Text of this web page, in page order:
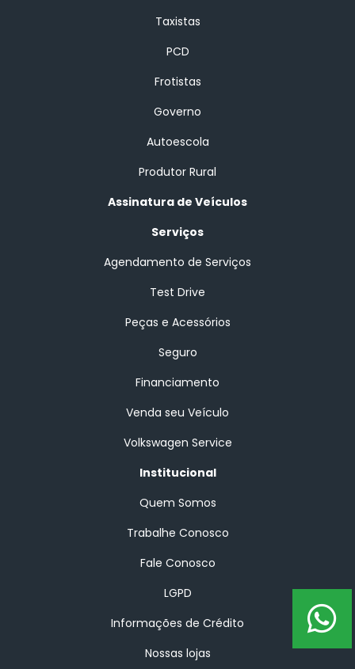
Taxistas
PCD
Frotistas
Governo
Autoescola
Produtor Rural
Assinatura de Veículos
Serviços
Agendamento de Serviços
Test Drive
Peças e Acessórios
Seguro
Financiamento
Venda seu Veículo
Volkswagen Service
Institucional
Quem Somos
Trabalhe Conosco
Fale Conosco
LGPD
Informações de Crédito
Nossas lojas